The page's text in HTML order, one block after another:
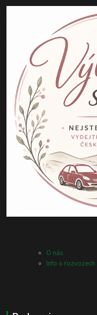
O nás
Info o rozvozech